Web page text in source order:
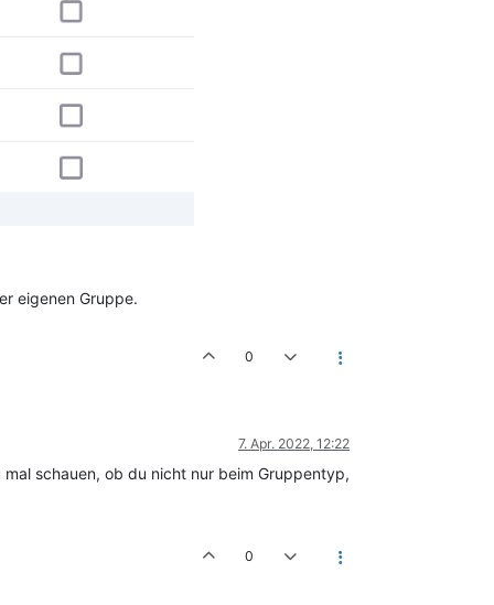
eigenen Gruppe.
0
7. Apr. 2022, 12:22
schauen, ob du nicht nur beim Gruppentyp,
0